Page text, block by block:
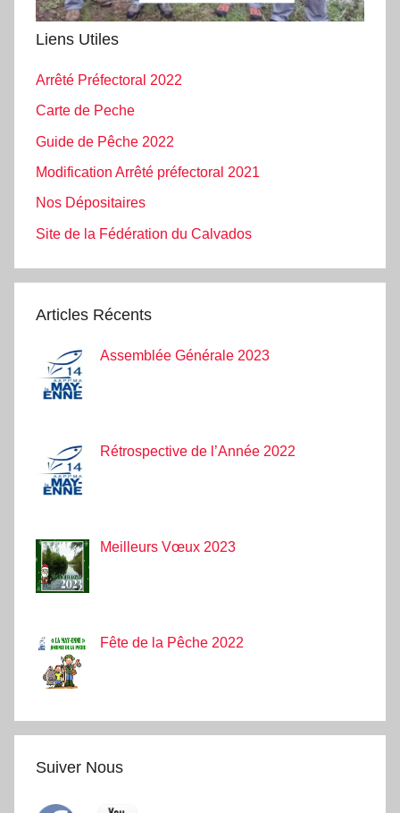
Liens Utiles
Arrêté Préfectoral 2022
Carte de Peche
Guide de Pêche 2022
Modification Arrêté préfectoral 2021
Nos Dépositaires
Site de la Fédération du Calvados
Articles Récents
Assemblée Générale 2023
Rétrospective de l’Année 2022
Meilleurs Vœux 2023
Fête de la Pêche 2022
Suiver Nous